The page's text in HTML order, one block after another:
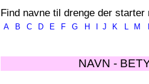
Find navne til drenge der starter
A B C D E F G H J K L M
NAVN -